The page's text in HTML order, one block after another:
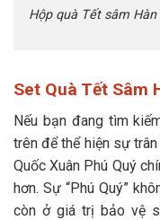
Hộp quà Tết sâm Hàn
Set Quà Tết Sâm
Nếu bạn đang tìm
trên để thể hiện sự
Quốc Xuân Phú Quý
hơn. Sự “Phú Quý”
còn ở giá trị bảo vệ